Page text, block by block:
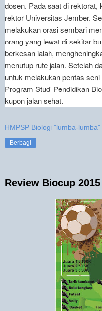
dosen. Pada saat di rektorat,
rektor Universitas Jember.
melakukan orasi sembari
orang yang lewat di sekitar
berkesan ialah,
menutup rute jalan. Setelah
untuk melakukan pentas
Program Studi Pendidikan
kupon jalan sehat.
HMPSP Biologi "lumba-lumba"
Berbagi
Review Biocup 2015